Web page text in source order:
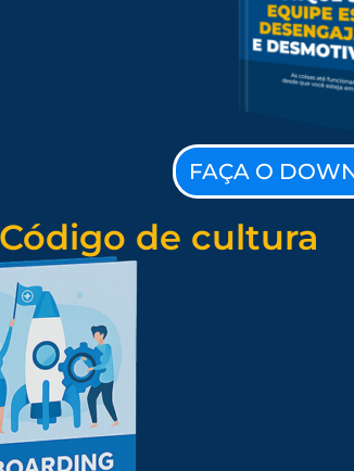
FAÇA O
de cultura